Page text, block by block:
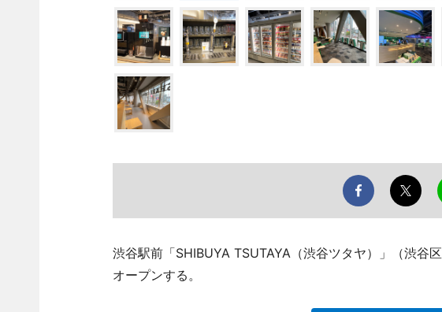
渋谷駅前「SHIBUYA TSUTAYA（渋谷ツタヤ）」（渋谷
オープンする。